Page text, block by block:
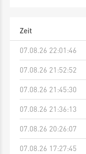
Zeit
07.08.26 22:01:46
07.08.26 21:52:52
07.08.26 21:45:30
07.08.26 21:36:13
07.08.26 20:26:07
07.08.26 17:27:45